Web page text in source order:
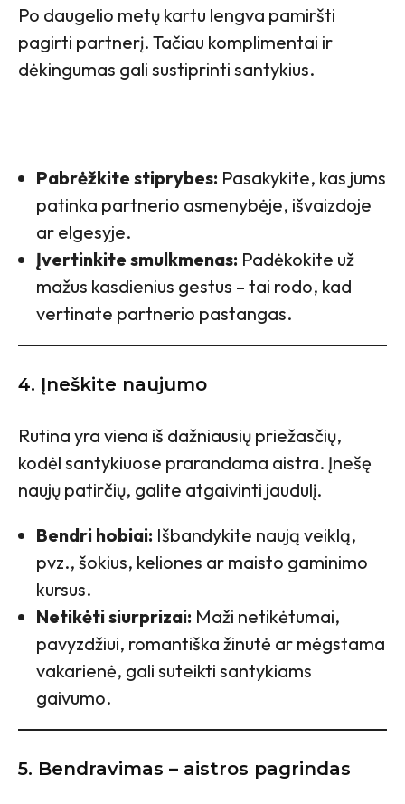
Po daugelio metų kartu lengva pamiršti
pagirti partnerį. Tačiau komplimentai ir
dėkingumas gali sustiprinti santykius.
Pabrėžkite stiprybes: Pasakykite, kas jums
patinka partnerio asmenybėje, išvaizdoje
ar elgesyje.
Įvertinkite smulkmenas: Padėkokite už
mažus kasdienius gestus – tai rodo, kad
vertinate partnerio pastangas.
4. Įneškite naujumo
Rutina yra viena iš dažniausių priežasčių,
kodėl santykiuose prarandama aistra. Įnešę
naujų patirčių, galite atgaivinti jaudulį.
Bendri hobiai: Išbandykite naują veiklą,
pvz., šokius, keliones ar maisto gaminimo
kursus.
Netikėti siurprizai: Maži netikėtumai,
pavyzdžiui, romantiška žinutė ar mėgstama
vakarienė, gali suteikti santykiams
gaivumo.
5. Bendravimas – aistros pagrindas